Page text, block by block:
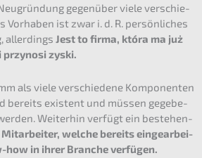
gegen­über viele verschie­
Vorha­ben ist zwar i. d. R. persön­li­ches
aller­dings Jest to firma, która ma już
zyski.
als viele verschie­de­ne Kompo­nen­ten
bereits existent und müssen gegebe­
Weiter­hin verfügt ein bestehen­
Mitar­bei­ter, welche bereits einge­ar­bei­
how in ihrer Branche verfügen.